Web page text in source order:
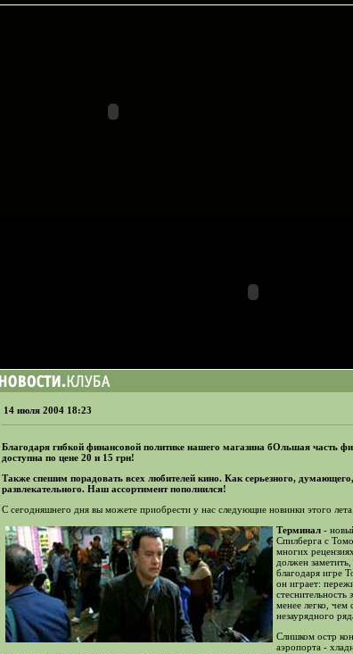
14 июля 2004 18:23
Благодаря гибкой финансовой политике нашего магазина бОльшая часть
доступна по цене 20 и 15 грн!
Также спешим порадовать всех любителей кино. Как серьезного,
развлекательного. Наш ассортимент пополнился!
С сегодняшнего дня вы можете приобрести у нас следующие новинки этого лета:
Терминал -
Спилберга с
многих
должен
благодаря игре
он играет:
стеснительность
менее легко,
незаурядного
Слишком остр
аэропорта -